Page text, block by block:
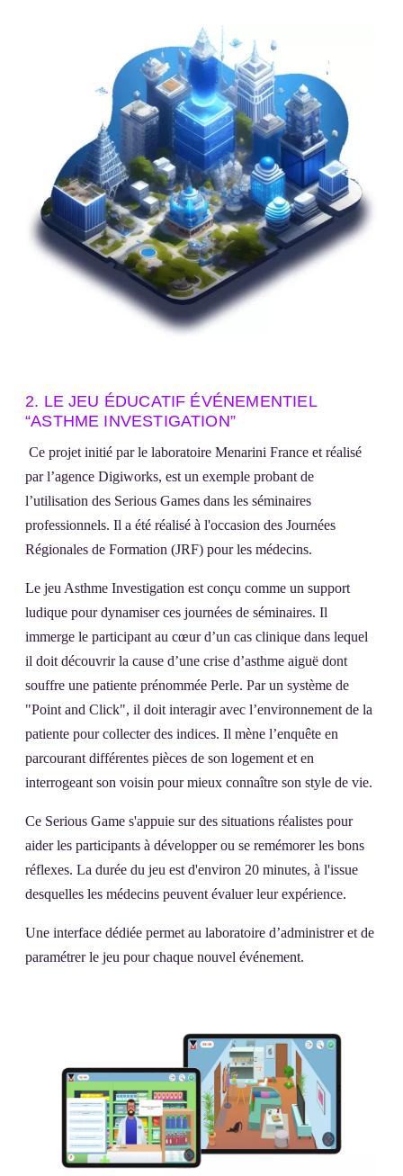
2. LE JEU ÉDUCATIF ÉVÉNEMENTIEL
“ASTHME INVESTIGATION”
Ce projet initié par le laboratoire Menarini France et réalisé
par l’agence Digiworks, est un exemple probant de
l’utilisation des Serious Games dans les séminaires
professionnels. Il a été réalisé à l'occasion des Journées
Régionales de Formation (JRF) pour les médecins.
Le jeu Asthme Investigation est conçu comme un support
ludique pour dynamiser ces journées de séminaires. Il
immerge le participant au cœur d’un cas clinique dans lequel
il doit découvrir la cause d’une crise d’asthme aiguë dont
souffre une patiente prénommée Perle. Par un système de
"Point and Click", il doit interagir avec l’environnement de la
patiente pour collecter des indices. Il mène l’enquête en
parcourant différentes pièces de son logement et en
interrogeant son voisin pour mieux connaître son style de vie.
Ce Serious Game s'appuie sur des situations réalistes pour
aider les participants à développer ou se remémorer les bons
réflexes. La durée du jeu est d'environ 20 minutes, à l'issue
desquelles les médecins peuvent évaluer leur expérience.
Une interface dédiée permet au laboratoire d’administrer et de
paramétrer le jeu pour chaque nouvel événement.